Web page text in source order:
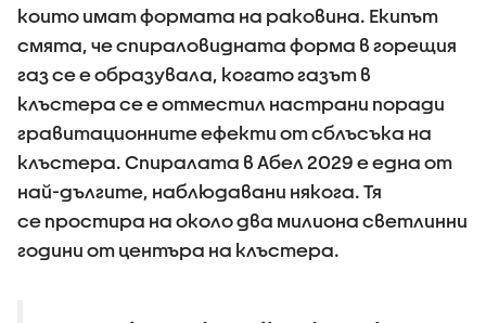
които имат формата на раковина. Екипът
смята, че спираловидната форма в горещия
газ се е образувала, когато газът в
клъстера се е отместил настрани поради
гравитационните ефекти от сблъсъка на
клъстера. Спиралата в Aбел 2029 е една от
най-дългите, наблюдавани някога. Тя
се простира на около два милиона светлинни
години от центъра на клъстера.